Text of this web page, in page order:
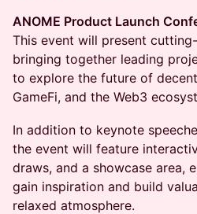
ANOME Product Launch
This event will present
bringing together leading
to explore the future of
GameFi, and the Web3
In addition to keynote
the event will feature
draws, and a showcase area,
gain inspiration and build
relaxed atmosphere.